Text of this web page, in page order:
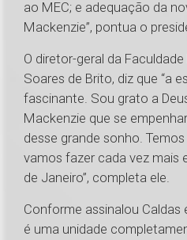
ao MEC; e adequação da
Mackenzie”, pontua o
O diretor-geral da
Soares de Brito, diz que “a
fascinante. Sou grato a
Mackenzie que se
desse grande sonho.
vamos fazer cada vez mais
de Janeiro”, completa ele.
Conforme assinalou Caldas
é uma unidade